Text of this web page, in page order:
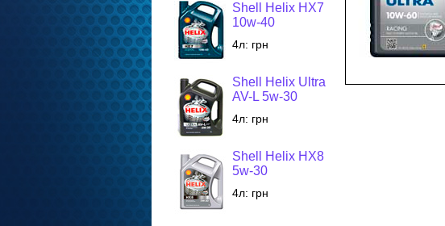
Shell Helix HX7
10w-40
4л: грн
Shell Helix Ultra
AV-L 5w-30
4л: грн
Shell Helix HX8
5w-30
4л: грн